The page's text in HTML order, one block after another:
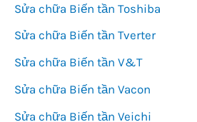
Sửa chữa Biến tần Toshiba
Sửa chữa Biến tần Tverter
Sửa chữa Biến tần V&T
Sửa chữa Biến tần Vacon
Sửa chữa Biến tần Veichi